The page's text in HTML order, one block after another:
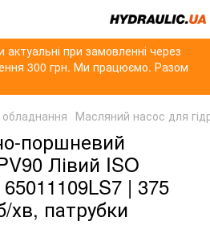
при замовленні через
300 грн. Ми працюємо. Разом
обладнання Масляний насос для
поршневий
Лівий ISO
| 375
хв, патрубки